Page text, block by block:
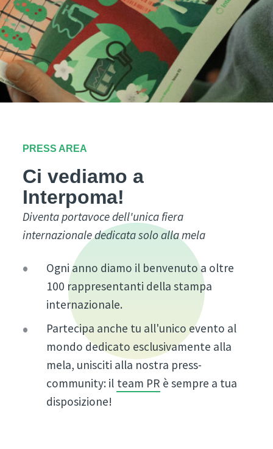
PRESS AREA
Ci vediamo a
Interpoma!
Diventa portavoce dell'unica fiera
internazionale dedicata solo alla mela
Ogni anno diamo il benvenuto a oltre
100 rappresentanti della stampa
internazionale.
Partecipa anche tu all'unico evento al
mondo dedicato esclusivamente alla
mela, unisciti alla nostra press-
community: il team PR è sempre a tua
disposizione!